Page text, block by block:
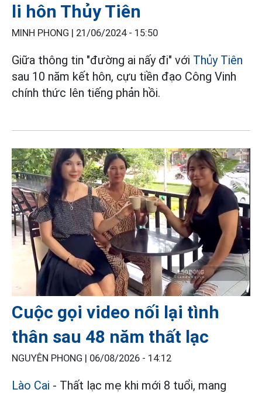
li hôn Thủy Tiên
MINH PHONG | 21/06/2024 - 15:50
Giữa thông tin "đường ai nấy đi" với Thủy Tiên
sau 10 năm kết hôn, cựu tiền đạo Công Vinh
chính thức lên tiếng phản hồi.
Cuộc gọi video nối lại tình
thân sau 48 năm thất lạc
NGUYÊN PHONG | 06/08/2026 - 14:12
Lào Cai - Thất lạc mẹ khi mới 8 tuổi, mang